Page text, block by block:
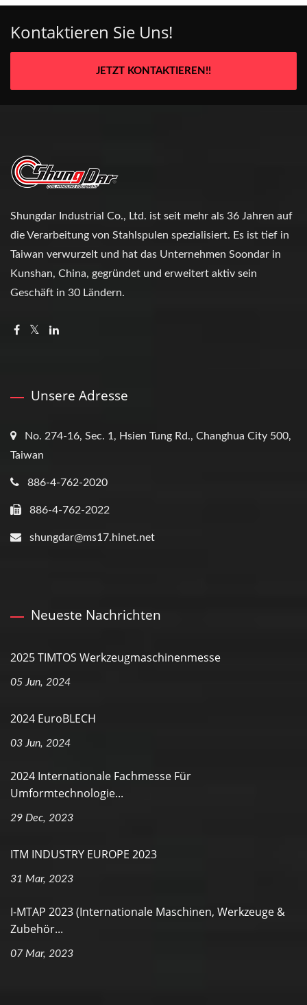
Kontaktieren Sie Uns!
JETZT KONTAKTIEREN!!
Shungdar Industrial Co., Ltd. ist seit mehr als 36 Jahren auf
die Verarbeitung von Stahlspulen spezialisiert. Es ist tief in
Taiwan verwurzelt und hat das Unternehmen Soondar in
Kunshan, China, gegründet und erweitert aktiv sein
Geschäft in 30 Ländern.
Unsere Adresse
No. 274-16, Sec. 1, Hsien Tung Rd., Changhua City 500,
Taiwan
886-4-762-2020
886-4-762-2022
shungdar@ms17.hinet.net
Neueste Nachrichten
2025 TIMTOS Werkzeugmaschinenmesse
05 Jun, 2024
2024 EuroBLECH
03 Jun, 2024
2024 Internationale Fachmesse Für
Umformtechnologie...
29 Dec, 2023
ITM INDUSTRY EUROPE 2023
31 Mar, 2023
I-MTAP 2023 (Internationale Maschinen, Werkzeuge &
Zubehör...
07 Mar, 2023